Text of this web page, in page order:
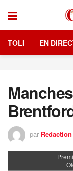
TOLI EN
par